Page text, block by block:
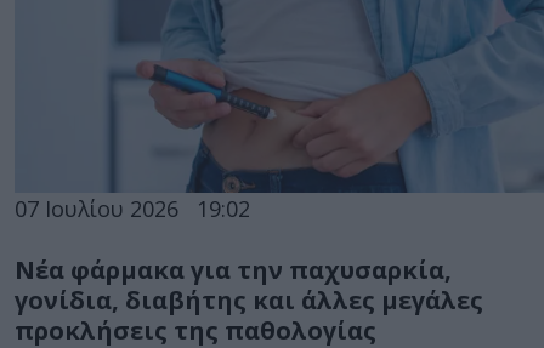
07 Ιουλίου 2026 19:02
Νέα φάρμακα για την παχυσαρκία,
γονίδια, διαβήτης και άλλες μεγάλες
προκλήσεις της παθολογίας